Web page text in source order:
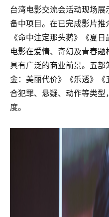
台湾电影交流会活动现场
备中项目。在已完成影片推
《命中注定那头鹅》《夏
电影在爱情、奇幻及青春题
具有广泛的商业前景。五部
金：美丽代价》《乐透》《
合犯罪、悬疑、动作等类
度。